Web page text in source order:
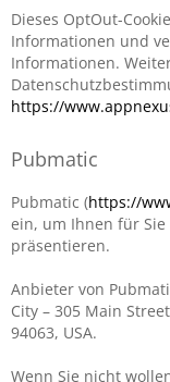
Dieses OptOut-
Informationen und
Informationen.
https://
Pubmatic
Pubmatic (https://
ein, um Ihnen für
präsentieren.
Anbieter von
City – 305 Main
94063, USA.
Wenn Sie nicht